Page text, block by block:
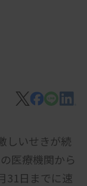
しいせきが続
医療機関から
31日までに速